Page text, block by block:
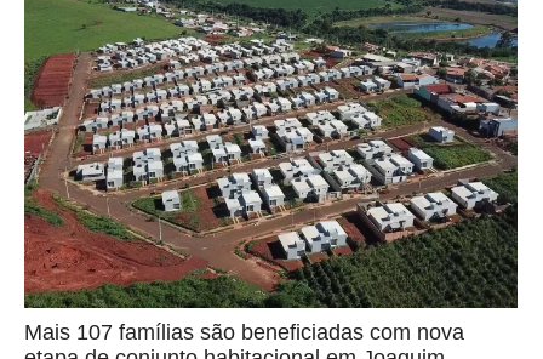
Mais 107 famílias são beneficiadas com nova